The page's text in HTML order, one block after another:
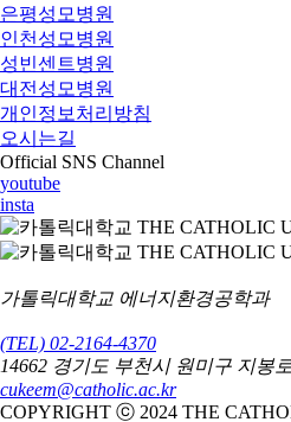
은평성모병원
인천성모병원
성빈센트병원
대전성모병원
개인정보처리방침
오시는길
Official SNS Channel
youtube
insta
가톨릭대학교 에너지환경공학과
(TEL) 02-2164-4370
14662 경기도 부천시 원미구 지봉
cukeem@catholic.ac.kr
COPYRIGHT ⓒ 2024 THE